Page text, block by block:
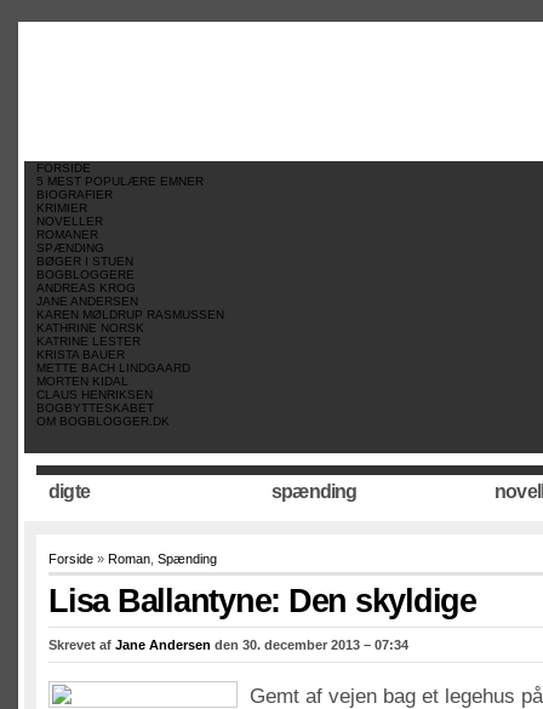
FORSIDE
5 MEST POPULÆRE EMNER
BIOGRAFIER
KRIMIER
NOVELLER
ROMANER
SPÆNDING
BØGER I STUEN
BOGBLOGGERE
ANDREAS KROG
JANE ANDERSEN
KAREN MØLDRUP RASMUSSEN
KATHRINE NORSK
KATRINE LESTER
KRISTA BAUER
METTE BACH LINDGAARD
MORTEN KIDAL
CLAUS HENRIKSEN
BOGBYTTESKABET
OM BOGBLOGGER.DK
digte spænding
Forside » Roman Spænding
Lisa Ballantyne: Den skyldige
Skrevet af Jane Andersen den 30. december 2013 – 07:34
Gemt af vejen bag et legehus